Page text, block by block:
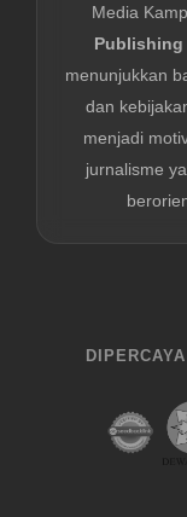
Media
Publishing
menunjukkan
dan
menjadi
jurnalisme